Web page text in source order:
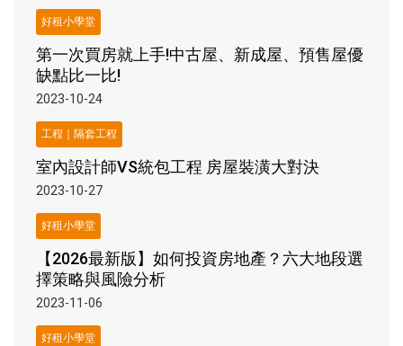
好租小學堂
第一次買房就上手!中古屋、新成屋、預售屋優
缺點比一比!
2023-10-24
工程｜隔套工程
室內設計師VS統包工程 房屋裝潢大對決
2023-10-27
好租小學堂
【2026最新版】如何投資房地產？六大地段選
擇策略與風險分析
2023-11-06
好租小學堂